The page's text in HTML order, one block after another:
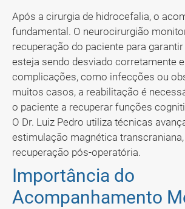
Após a cirurgia de hidrocefalia, o
fundamental. O neurocirurgião
recuperação do paciente para garantir
esteja sendo desviado corretamente
complicações, como infecções ou
muitos casos, a reabilitação é
o paciente a recuperar funções
O Dr. Luiz Pedro utiliza técnicas
estimulação magnética
recuperação pós-operatória.
Importância do
Acompanhamento